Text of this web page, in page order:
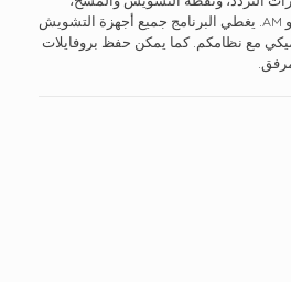
والضجيج الأبيض، وتردد FM و AM. يغطي البرنامج جميع أجهزة التشويش
مع نظامكم. كما يمكن حفظ بروفايلات